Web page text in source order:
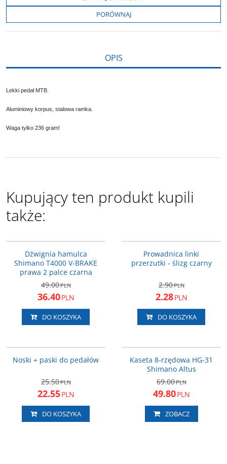
o
k
e
i
n
k
e
l
s
i
PORÓWNAJ
OPIS
Lekki pedał MTB.
Aluminiowy korpus, stalowa ramka.
Waga tylko 236 gram!
Kupujący ten produkt kupili
także:
Dźwignia hamulca
Shimano T4000 V-BRAKE
prawa 2 palce czarna
49.00PLN
36.40PLN
DO KOSZYKA
Prowadnica linki
przerzutki - ślizg czarny
2.90PLN
2.28PLN
DO KOSZYKA
Noski + paski do pedałów
25.50PLN
22.55PLN
DO KOSZYKA
Kaseta 8-rzędowa HG-31
Shimano Altus
69.00PLN
49.80PLN
ZOBACZ